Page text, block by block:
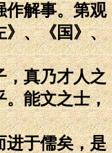
作解事。第观
》、《国》、
，真乃才人之
。能文之士，
进于儒矣，是